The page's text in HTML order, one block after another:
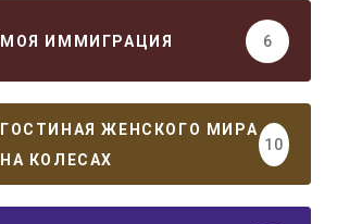
МОЯ ИММИГРАЦИЯ 6
ГОСТИНАЯ ЖЕНСКОГО МИРА
НА КОЛЕСАХ
10